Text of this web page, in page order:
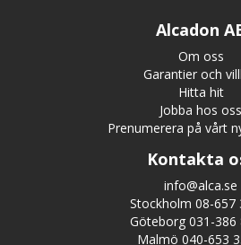
Alcadon
Om oss
Garantier och
Hitta hit
Jobba hos oss
Prenumerera på vårt
Kontakta
info@alca.se
Stockholm 08-657
Göteborg 031-386
Malmö 040-653